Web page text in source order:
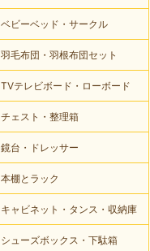
ベビーベッド・サークル
羽毛布団・羽根布団セット
TVテレビボード・ローボード
チェスト・整理箱
鏡台・ドレッサー
本棚とラック
キャビネット・タンス・収納庫
シューズボックス・下駄箱